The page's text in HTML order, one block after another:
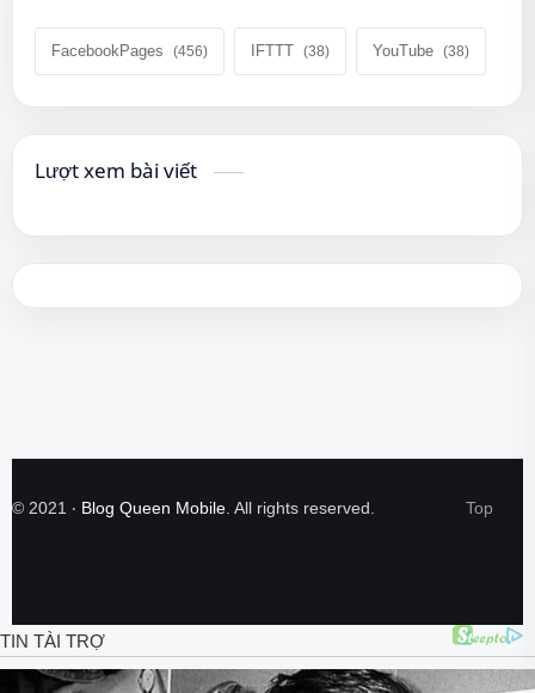
FacebookPages IFTTT YouTube
Lượt xem bài viết
© 2021 ‧ Blog Queen Mobile. All rights reserved.